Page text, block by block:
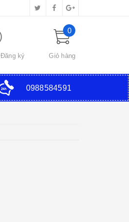
Đăng ký
0
Giỏ hàng
0988584591